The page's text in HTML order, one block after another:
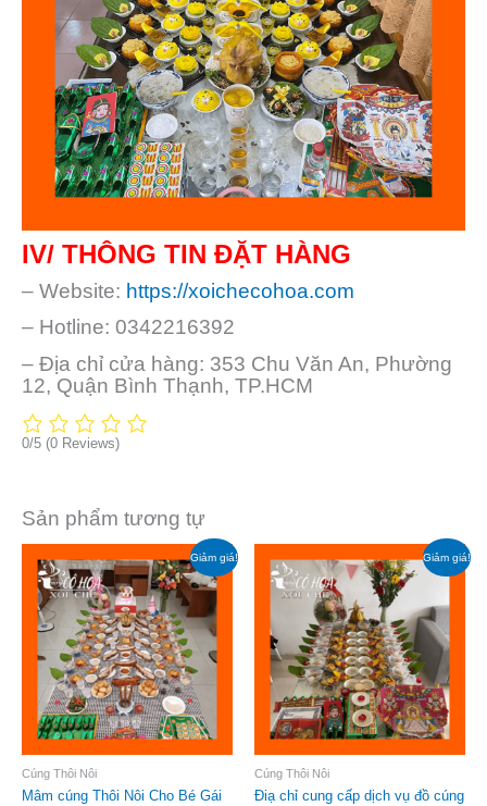
IV/ THÔNG TIN ĐẶT HÀNG
– Website: https://xoichecohoa.com
– Hotline: 0342216392
– Địa chỉ cửa hàng: 353 Chu Văn An, Phường
12, Quận Bình Thạnh, TP.HCM
0/5 (0 Reviews)
Sản phẩm tương tự
Giảm giá!
Cúng Thôi Nôi
Mâm cúng Thôi Nôi Cho Bé Gái
gốc
là:
₫ 2.825.000.
hiện
tại
là:
₫ 2.580.000.
Giảm giá!
Cúng Thôi Nôi
Điạ chỉ cung cấp dịch vụ đồ cúng
gốc
là:
₫ 1.681.000.
hiện
tại
là:
₫ 1.490.000.